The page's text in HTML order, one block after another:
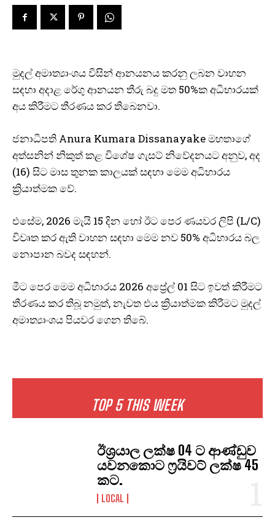
TOP 5 THIS WEEK
ඊශ්‍රයාල ලක්ෂ 04 ට ආණ්ඩුව
යවනකොට ෆ්‍රයිවට් ලක්ෂ 45
කට.
LOCAL
මුදල් අමාත්‍යාංශය විසින් ආනයනය කරනු ලබන වාහන
සඳහා අදාළ රේගු ආනයන තීරු බදු මත 50%ක අධිභාරයක්
අය කිරීමට තීරණය කර තිබෙනවා.
ජනාධිපති Anura Kumara Dissanayake මහතාගේ
අත්සනින් නිකුත් කළ විශේෂ ගැසට් නිවේදනයට අනුව, අද
(16) සිට මාස තුනක කාලයක් සඳහා මෙම අධිභාරය
ක්‍රියාත්මක වේ.
එසේම, 2026 මැයි 15 දින හෝ ඊට පෙර ණයවර ලිපි (L/C)
විවෘත කර ඇති වාහන සඳහා මෙම නව 50% අධිභාරය බල
නොපාන බවද සඳහන්.
මීට පෙර මෙම අධිභාරය 2026 අප්‍රේල් 01 සිට ඉවත් කිරීමට
තීරණය කර තිබූ නමුත්, නැවත එය ක්‍රියාත්මක කිරීමට මුදල්
අමාත්‍යාංශය පියවර ගෙන තිබේ.